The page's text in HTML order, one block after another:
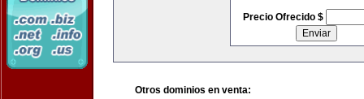
Precio Ofrecido $
Otros dominios en venta: